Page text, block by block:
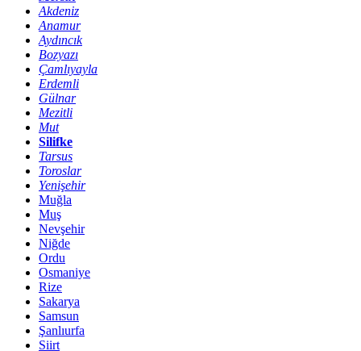
Akdeniz
Anamur
Aydıncık
Bozyazı
Çamlıyayla
Erdemli
Gülnar
Mezitli
Mut
Silifke
Tarsus
Toroslar
Yenişehir
Muğla
Muş
Nevşehir
Niğde
Ordu
Osmaniye
Rize
Sakarya
Samsun
Şanlıurfa
Siirt